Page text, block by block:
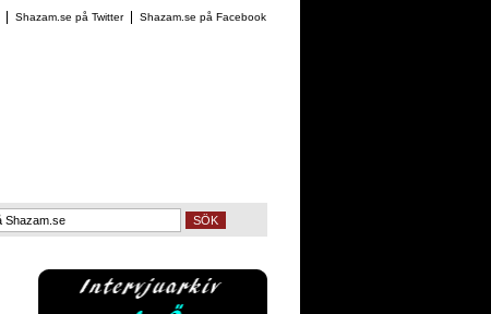
Shazam.se på Facebook
Shazam.se på Twitter
SÖK